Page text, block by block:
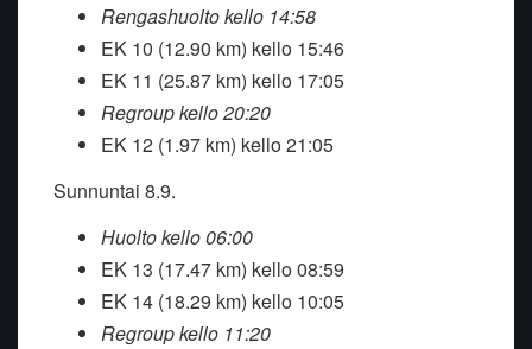
Rengashuolto kello 14:58
EK 10 (12.90 km) kello 15:46
EK 11 (25.87 km) kello 17:05
Regroup kello 20:20
EK 12 (1.97 km) kello 21:05
Sunnuntai 8.9.
Huolto kello 06:00
EK 13 (17.47 km) kello 08:59
EK 14 (18.29 km) kello 10:05
Regroup kello 11:20